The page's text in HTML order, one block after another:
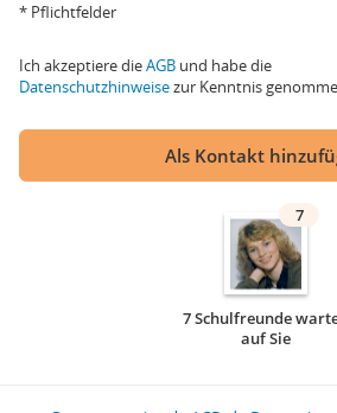
* Pflichtfelder
Ich akzeptiere dieAGB und habe die
Datenschutzhinweisezur Kenntnis
Als Kontakt
7
7 Schulfreunde
auf Sie